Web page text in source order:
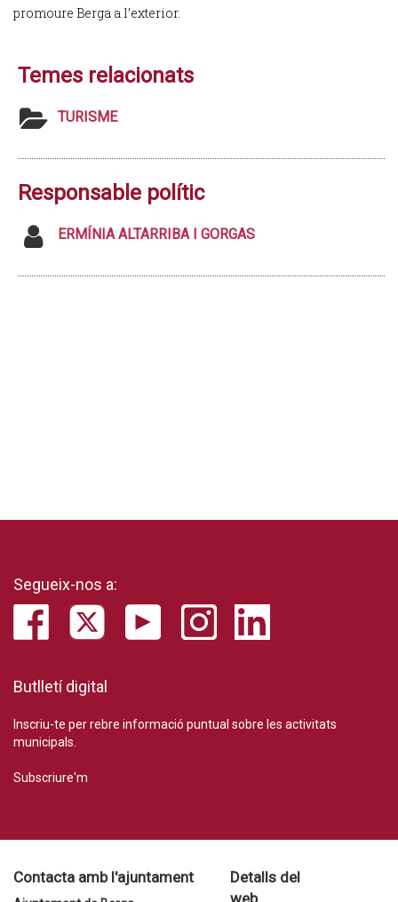
promoure Berga a l’exterior.
Temes relacionats
TURISME
Responsable polític
ERMÍNIA ALTARRIBA I GORGAS
Segueix-nos a:
Butlletí digital
Inscriu-te per rebre informació puntual sobre les activitats
municipals.
Subscriure'm
Contacta amb l'ajuntament
Detalls del